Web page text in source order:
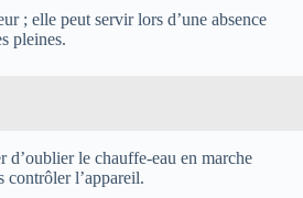
; elle peut servir lors d’une absence
pleines.
d’oublier le chauffe-eau en marche
contrôler l’appareil.